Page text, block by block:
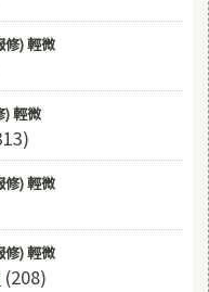
修) 輕微
) 輕微
修) 輕微
修) 輕微
(208)